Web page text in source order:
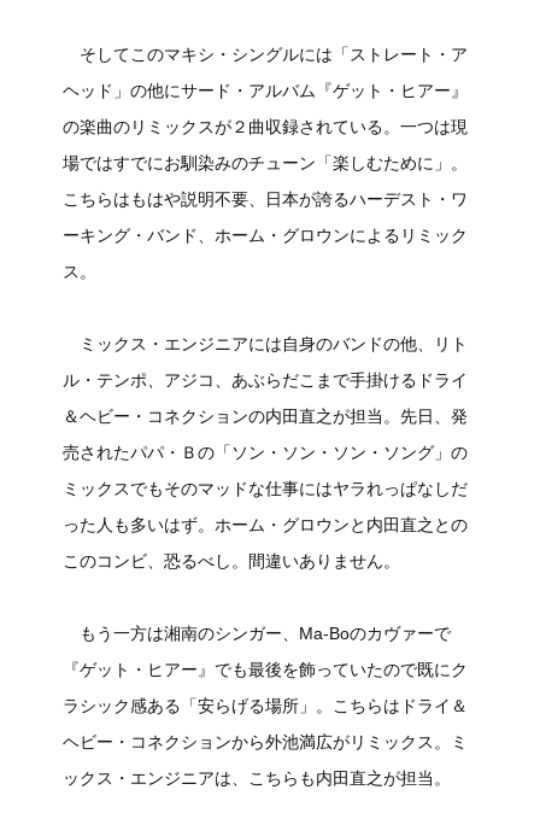
そしてこのマキシ・シングルには「ストレート・ア
ヘッド」の他にサード・アルバム『ゲット・ヒアー』
の楽曲のリミックスが２曲収録されている。一つは現
場ではすでにお馴染みのチューン「楽しむために」。
こちらはもはや説明不要、日本が誇るハーデスト・ワ
ーキング・バンド、ホーム・グロウンによるリミック
ス。
ミックス・エンジニアには自身のバンドの他、リト
ル・テンポ、アジコ、あぶらだこまで手掛けるドライ
＆ヘビー・コネクションの内田直之が担当。先日、発
売されたパパ・Ｂの「ソン・ソン・ソン・ソング」の
ミックスでもそのマッドな仕事にはヤラれっぱなしだ
った人も多いはず。ホーム・グロウンと内田直之との
このコンビ、恐るべし。間違いありません。
もう一方は湘南のシンガー、Ma-Boのカヴァーで
『ゲット・ヒアー』でも最後を飾っていたので既にク
ラシック感ある「安らげる場所」。こちらはドライ＆
ヘビー・コネクションから外池満広がリミックス。ミ
ックス・エンジニアは、こちらも内田直之が担当。